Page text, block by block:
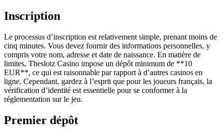
Inscription
Le processus d’inscription est relativement simple, prenant moins de
cinq minutes. Vous devez fournir des informations personnelles, y
compris votre nom, adresse et date de naissance. En matière de
limites, Theslotz Casino impose un dépôt minimum de **10
EUR**, ce qui est raisonnable par rapport à d’autres casinos en
ligne. Cependant, gardez à l’esprit que pour les joueurs français, la
vérification d’identité est essentielle pour se conformer à la
réglementation sur le jeu.
Premier dépôt